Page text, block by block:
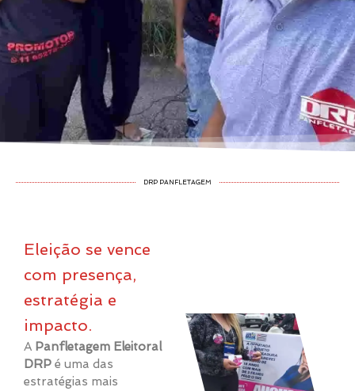
DRP PANFLETAGEM
Eleição se vence
com presença,
estratégia e
impacto.
A Panfletagem Eleitoral
DRP é uma das
estratégias mais